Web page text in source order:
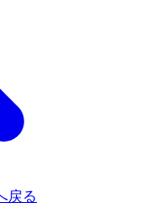
戻る